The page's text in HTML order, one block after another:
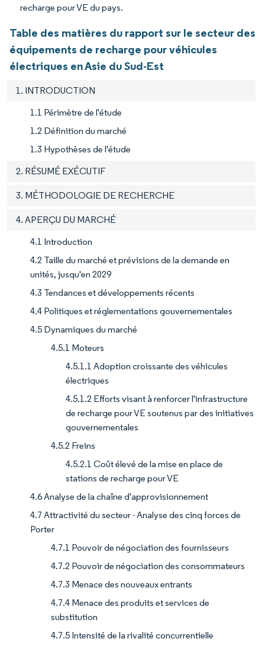
recharge pour VE du pays.
Table des matières du rapport sur le secteur des
équipements de recharge pour véhicules
électriques en Asie du Sud-Est
1. INTRODUCTION
1.1 Périmètre de l'étude
1.2 Définition du marché
1.3 Hypothèses de l'étude
2. RÉSUMÉ EXÉCUTIF
3. MÉTHODOLOGIE DE RECHERCHE
4. APERÇU DU MARCHÉ
4.1 Introduction
4.2 Taille du marché et prévisions de la demande en
unités, jusqu'en 2029
4.3 Tendances et développements récents
4.4 Politiques et réglementations gouvernementales
4.5 Dynamiques du marché
4.5.1 Moteurs
4.5.1.1 Adoption croissante des véhicules
électriques
4.5.1.2 Efforts visant à renforcer l'infrastructure
de recharge pour VE soutenus par des initiatives
gouvernementales
4.5.2 Freins
4.5.2.1 Coût élevé de la mise en place de
stations de recharge pour VE
4.6 Analyse de la chaîne d'approvisionnement
4.7 Attractivité du secteur - Analyse des cinq forces de
Porter
4.7.1 Pouvoir de négociation des fournisseurs
4.7.2 Pouvoir de négociation des consommateurs
4.7.3 Menace des nouveaux entrants
4.7.4 Menace des produits et services de
substitution
4.7.5 Intensité de la rivalité concurrentielle